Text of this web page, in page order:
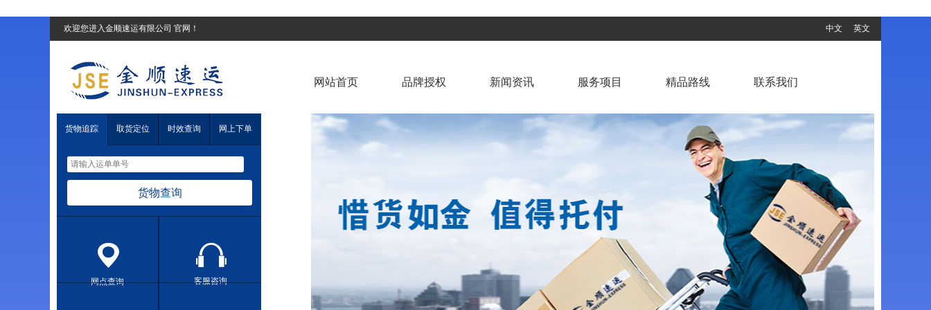
欢迎您进入金顺速运有限公司 官网！ 中文 英文
网站首页 品牌授权 新闻资讯 服务项目 精品路线 联系我们
货物追踪 取货定位 时效查询 网上下单
货物查询
网点查询 客服咨询